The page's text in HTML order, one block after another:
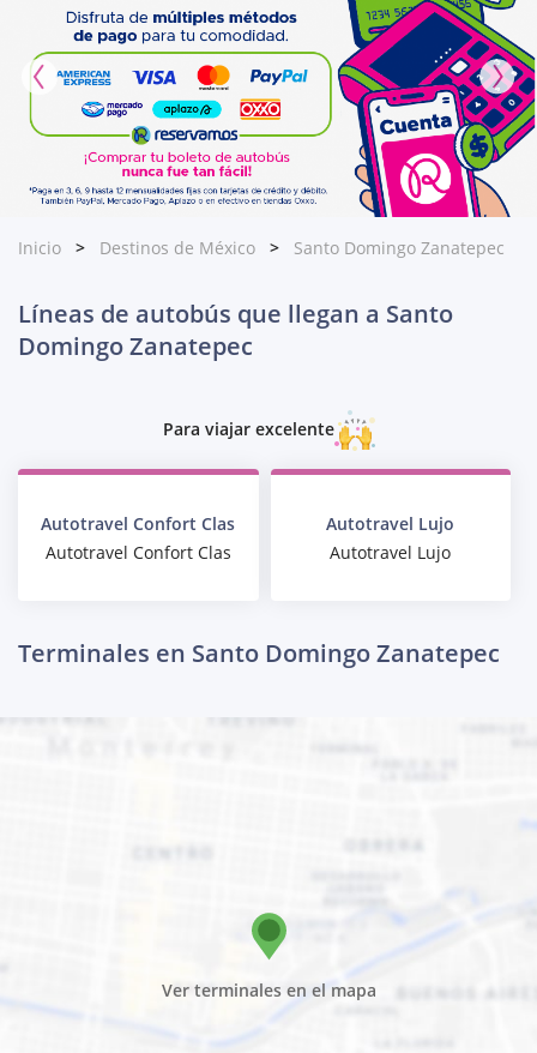
Inicio Destinos de México Santo Domingo Zanatepec
Líneas de autobús que llegan a Santo
Domingo Zanatepec
Para viajar excelente
Autotravel Confort Clas
Autotravel Confort Clas
Autotravel Lujo
Autotravel Lujo
Terminales en Santo Domingo Zanatepec
Ver terminales en el mapa